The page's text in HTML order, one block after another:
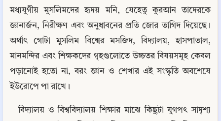
মধ্যযুগীয় মুসলিমদের হৃদয় মনি, যেহেতু কুরআন তাদেরকে
জ্ঞানার্জন, নিরীক্ষণ এবং অনুধাবনের প্রতি জোর তাগিদ দিয়েছে।
অর্থাৎ গোটা মুসলিম বিশ্বের মসজিদ, বিদ্যালয়, হাসপাতাল,
মানমন্দির এবং শিক্ষকদের গৃহগুলোতে উচ্চতর বিষয়সমূহ কেবল
পড়ানোই হতো না, বরং জ্ঞান ও শেখার এই সংস্কৃতি অবশেষে
ইউরোপে পা রাখে।
বিদ্যালয় ও বিশ্ববিদ্যালয় শিক্ষার মাঝে কিছুটা যুগপৎ সাদৃশ্য